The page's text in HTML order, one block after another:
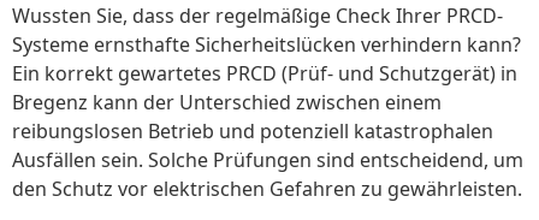
Wussten Sie, dass der regelmäßige Check Ihrer PRCD-
Systeme ernsthafte Sicherheitslücken verhindern kann?
Ein korrekt gewartetes PRCD (Prüf- und Schutzgerät) in
Bregenz kann der Unterschied zwischen einem
reibungslosen Betrieb und potenziell katastrophalen
Ausfällen sein. Solche Prüfungen sind entscheidend, um
den Schutz vor elektrischen Gefahren zu gewährleisten.